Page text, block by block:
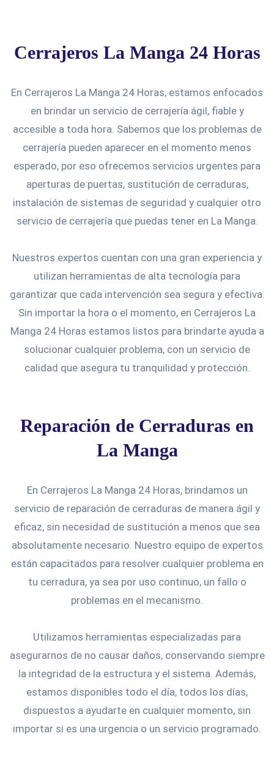
Cerrajeros La Manga 24 Horas
En Cerrajeros La Manga 24 Horas, estamos enfocados
en brindar un servicio de cerrajería ágil, fiable y
accesible a toda hora. Sabemos que los problemas de
cerrajería pueden aparecer en el momento menos
esperado, por eso ofrecemos servicios urgentes para
aperturas de puertas, sustitución de cerraduras,
instalación de sistemas de seguridad y cualquier otro
servicio de cerrajería que puedas tener en La Manga.
Nuestros expertos cuentan con una gran experiencia y
utilizan herramientas de alta tecnología para
garantizar que cada intervención sea segura y efectiva.
Sin importar la hora o el momento, en Cerrajeros La
Manga 24 Horas estamos listos para brindarte ayuda a
solucionar cualquier problema, con un servicio de
calidad que asegura tu tranquilidad y protección.
Reparación de Cerraduras en
La Manga
En Cerrajeros La Manga 24 Horas, brindamos un
servicio de reparación de cerraduras de manera ágil y
eficaz, sin necesidad de sustitución a menos que sea
absolutamente necesario. Nuestro equipo de expertos
están capacitados para resolver cualquier problema en
tu cerradura, ya sea por uso continuo, un fallo o
problemas en el mecanismo.
Utilizamos herramientas especializadas para
asegurarnos de no causar daños, conservando siempre
la integridad de la estructura y el sistema. Además,
estamos disponibles todo el día, todos los días,
dispuestos a ayudarte en cualquier momento, sin
importar si es una urgencia o un servicio programado.